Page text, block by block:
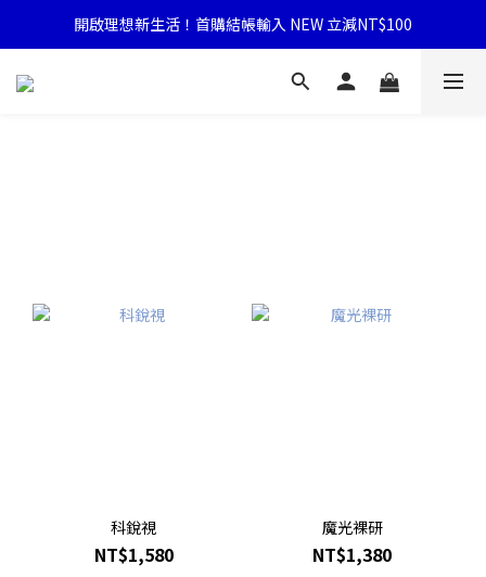
開啟理想新生活！首購結帳輸入 NEW 立減NT$100
科銳視
NT$1,580
魔光裸研
NT$1,380